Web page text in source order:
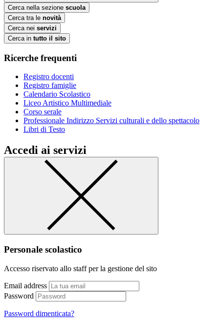
Cerca nella sezione scuola
Cerca tra le novità
Cerca nei servizi
Cerca in tutto il sito
Ricerche frequenti
Registro docenti
Registro famiglie
Calendario Scolastico
Liceo Artistico Multimediale
Corso serale
Professionale Indirizzo Servizi culturali e dello spettacolo
Libri di Testo
Accedi ai servizi
Personale scolastico
Accesso riservato allo staff per la gestione del sito
Email address
Password
Password dimenticata?